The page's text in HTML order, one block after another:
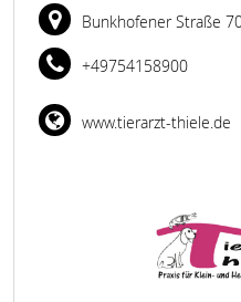
Bunkhofener Straße
+49754158900
www.tierarzt-thiele.de